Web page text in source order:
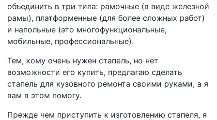
объединить в три типа: рамочные (в виде железной
рамы), платформенные (для более сложных работ)
и напольные (это многофункциональные,
мобильные, профессиональные).
Тем, кому очень нужен стапель, но нет
возможности его купить, предлагаю сделать
стапель для кузовного ремонта своими руками, а я
вам в этом помогу.
Прежде чем приступить к изготовлению стапеля, я